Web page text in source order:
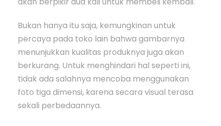
Bukan hanya itu saja, kemungkinan untuk
percaya pada toko lain bahwa gambarnya
menunjukkan kualitas produknya juga akan
berkurang. Untuk menghindari hal seperti ini,
tidak ada salahnya mencoba menggunakan
foto tiga dimensi, karena secara visual terasa
sekali perbedaannya.